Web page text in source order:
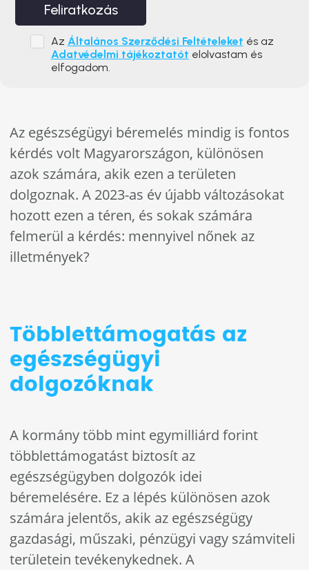
Feliratkozás
Az Általános Szerződési Feltételeket és az
Adatvédelmi tájékoztatót elolvastam és
elfogadom.
Az egészségügyi béremelés mindig is fontos
kérdés volt Magyarországon, különösen
azok számára, akik ezen a területen
dolgoznak. A 2023-as év újabb változásokat
hozott ezen a téren, és sokak számára
felmerül a kérdés: mennyivel nőnek az
illetmények?
Többlettámogatás az
egészségügyi
dolgozóknak
A kormány több mint egymilliárd forint
többlettámogatást biztosít az
egészségügyben dolgozók idei
béremelésére. Ez a lépés különösen azok
számára jelentős, akik az egészségügy
gazdasági, műszaki, pénzügyi vagy számviteli
területein tevékenykednek. A